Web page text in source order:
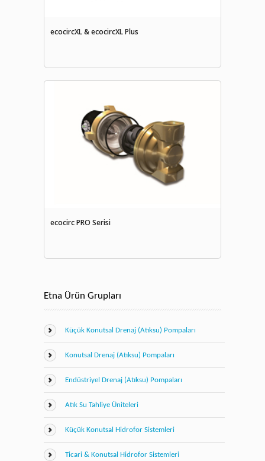
ecocircXL & ecocircXL Plus
ecocirc PRO Serisi
Etna Ürün Grupları
Küçük Konutsal Drenaj (Atıksu) Pompaları
Konutsal Drenaj (Atıksu) Pompaları
Endüstriyel Drenaj (Atıksu) Pompaları
Atık Su Tahliye Üniteleri
Küçük Konutsal Hidrofor Sistemleri
Ticari & Konutsal Hidrofor Sistemleri